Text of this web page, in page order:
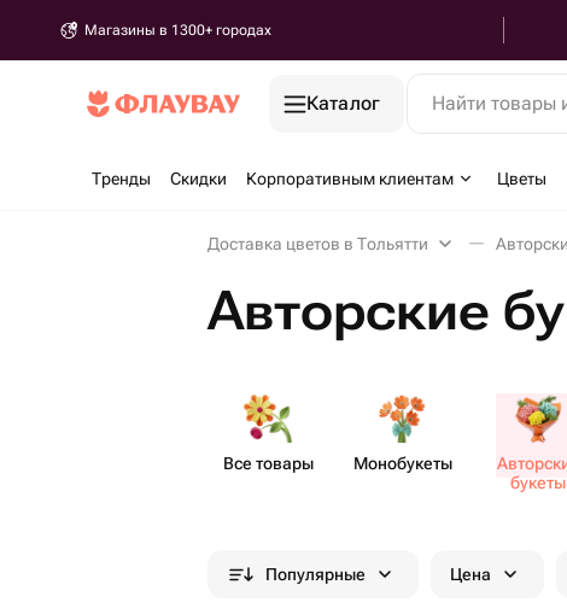
Магазины в 1300+ городах
Каталог Найти товары
Тренды Скидки Корпоративным клиентам Цветы
Доставка цветов в Тольятти
Авторские
Все товары Моно​букеты
букеты
Популярные Цена